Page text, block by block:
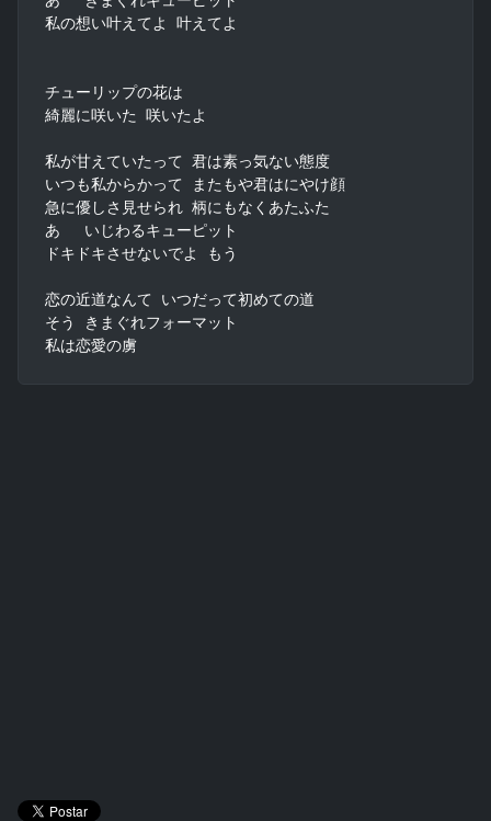
私の想い叶えてよ 叶えてよ
チューリップの花は
綺麗に咲いた 咲いたよ
私が甘えていたって 君は素っ気ない態度
いつも私からかって またもや君はにやけ顔
急に優しさ見せられ 柄にもなくあたふた
あゝ いじわるキューピット
ドキドキさせないでよ もう
恋の近道なんて いつだって初めての道
そう きまぐれフォーマット
私は恋愛の虜